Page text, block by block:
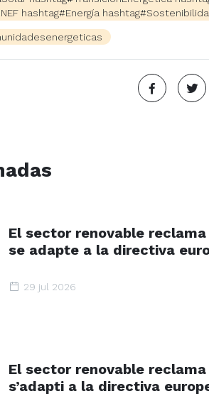
hashtag#Energía
El sector renovable reclama
se adapte a la directiva
29 jul 2026
El sector renovable reclama
s’adapti a la directiva